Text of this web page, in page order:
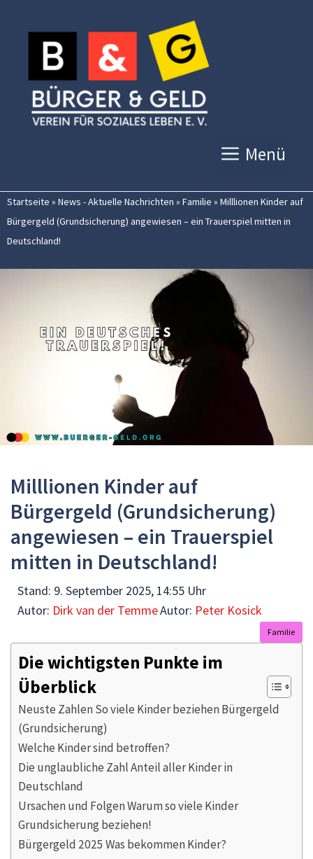
Inhalt
springen
Menü
Startseite » News - Aktuelle Nachrichten » Familie » Milllionen Kinder auf
Bürgergeld (Grundsicherung) angewiesen – ein Trauerspiel mitten in
Deutschland!
Milllionen Kinder auf
Bürgergeld (Grundsicherung)
angewiesen – ein Trauerspiel
mitten in Deutschland!
Stand: 9. September 2025, 14:55 Uhr
Autor: Dirk van der TemmeAutor: Peter Kosick
Familie
Die wichtigsten Punkte im
Überblick
Neuste Zahlen So viele Kinder beziehen Bürgergeld
(Grundsicherung)
Welche Kinder sind betroffen?
Die unglaubliche Zahl Anteil aller Kinder in
Deutschland
Ursachen und Folgen Warum so viele Kinder
Grundsicherung beziehen!
Bürgergeld 2025 Was bekommen Kinder?